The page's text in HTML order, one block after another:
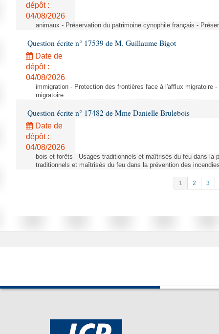
dépôt :
04/08/2026
animaux - Préservation du patrimoine cynophile français -
Question écrite n° 17539 de M. Guillaume Bigot
Date de
dépôt :
04/08/2026
immigration - Protection des frontières face à l'afflux migratoire
migratoire
Question écrite n° 17482 de Mme Danielle Brulebois
Date de
dépôt :
04/08/2026
bois et forêts - Usages traditionnels et maîtrisés du feu dans la
traditionnels et maîtrisés du feu dans la prévention des
1 2 3